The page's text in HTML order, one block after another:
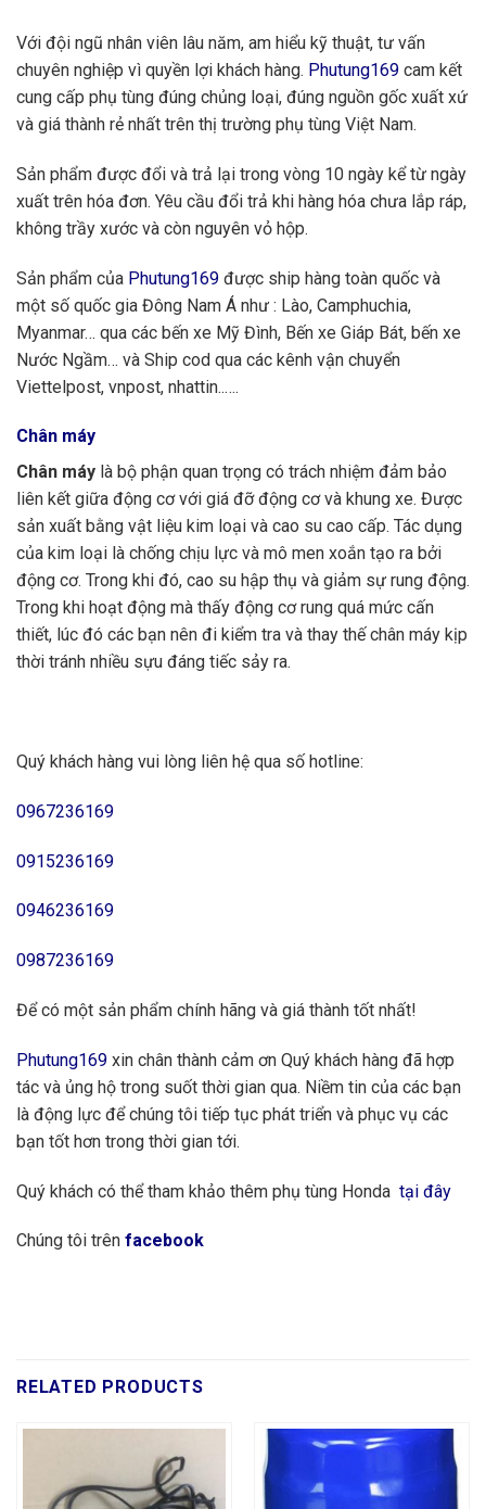
Với đội ngũ nhân viên lâu năm, am hiểu kỹ thuật, tư vấn
chuyên nghiệp vì quyền lợi khách hàng. Phutung169 cam kết
cung cấp phụ tùng đúng chủng loại, đúng nguồn gốc xuất xứ
và giá thành rẻ nhất trên thị trường phụ tùng Việt Nam.
Sản phẩm được đổi và trả lại trong vòng 10 ngày kể từ ngày
xuất trên hóa đơn. Yêu cầu đổi trả khi hàng hóa chưa lắp ráp,
không trầy xước và còn nguyên vỏ hộp.
Sản phẩm của Phutung169 được ship hàng toàn quốc và
một số quốc gia Đông Nam Á như : Lào, Camphuchia,
Myanmar… qua các bến xe Mỹ Đình, Bến xe Giáp Bát, bến xe
Nước Ngầm… và Ship cod qua các kênh vận chuyển
Viettelpost, vnpost, nhattin..….
Chân máy
Chân máy là bộ phận quan trọng có trách nhiệm đảm bảo
liên kết giữa động cơ với giá đỡ động cơ và khung xe. Được
sản xuất bằng vật liệu kim loại và cao su cao cấp. Tác dụng
của kim loại là chống chịu lực và mô men xoắn tạo ra bởi
động cơ. Trong khi đó, cao su hập thụ và giảm sự rung động.
Trong khi hoạt động mà thấy động cơ rung quá mức cấn
thiết, lúc đó các bạn nên đi kiểm tra và thay thế chân máy kịp
thời tránh nhiều sựu đáng tiếc sảy ra.
Quý khách hàng vui lòng liên hệ qua số hotline:
0967236169
0915236169
0946236169
0987236169
Để có một sản phẩm chính hãng và giá thành tốt nhất!
Phutung169 xin chân thành cảm ơn Quý khách hàng đã hợp
tác và ủng hộ trong suốt thời gian qua. Niềm tin của các bạn
là động lực để chúng tôi tiếp tục phát triển và phục vụ các
bạn tốt hơn trong thời gian tới.
Quý khách có thể tham khảo thêm phụ tùng Honda tại đây
Chúng tôi trên facebook
RELATED PRODUCTS